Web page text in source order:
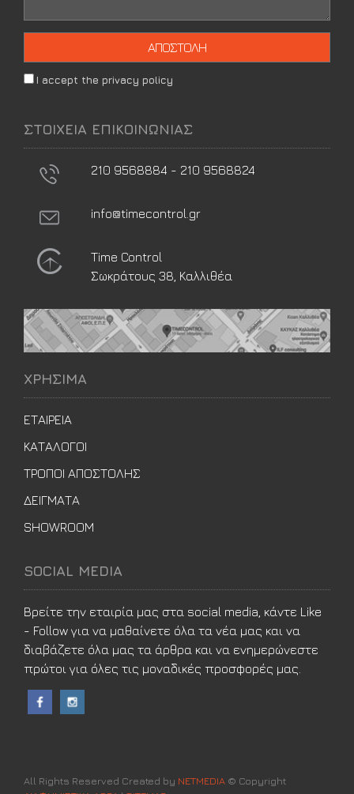
I accept the privacy policy
ΣΤΟΙΧΕΙΑ ΕΠΙΚΟΙΝΩΝΙΑΣ
210 9568884 - 210 9568824
info@timecontrol.gr
Time Control
Σωκράτους 38, Καλλιθέα
ΧΡΗΣΙΜΑ
ΕΤΑΙΡΕΙΑ
ΚΑΤΑΛΟΓΟΙ
ΤΡΟΠΟΙ ΑΠΟΣΤΟΛΗΣ
ΔΕΙΓΜΑΤΑ
SHOWROOM
SOCIAL MEDIA
Βρείτε την εταιρία μας στα social media, κάντε Like
- Follow για να μαθαίνετε όλα τα νέα μας και να
διαβάζετε όλα μας τα άρθρα και να ενημερώνεστε
πρώτοι για όλες τις μοναδικές προσφορές μας.
All Rights Reserved Created by NETMEDIA © Copyright